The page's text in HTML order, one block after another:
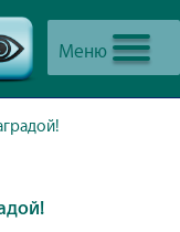
Меню